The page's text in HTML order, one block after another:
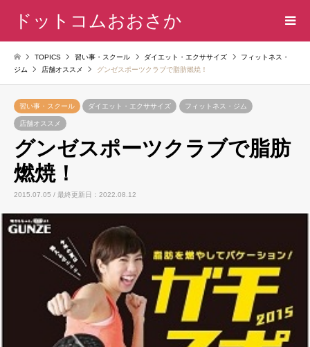
ドットコムおおさか
TOPICS 習い事・スクール ダイエット・エクササイズ
フィットネス・
ジム
店舗オススメ グンゼスポーツクラブで脂肪燃焼！
習い事・スクール ダイエット・エクササイズ フィットネス・ジム
店舗オススメ
グンゼスポーツクラブで脂肪
燃焼！
2015.07.05 / 最終更新日：2022.08.12